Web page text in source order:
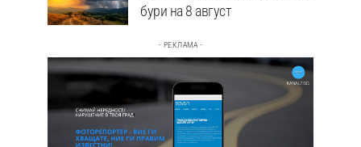
бури на 8 август
- РЕКЛАМА -